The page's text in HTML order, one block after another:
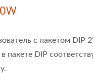
с пакетом DIP
пакете DIP